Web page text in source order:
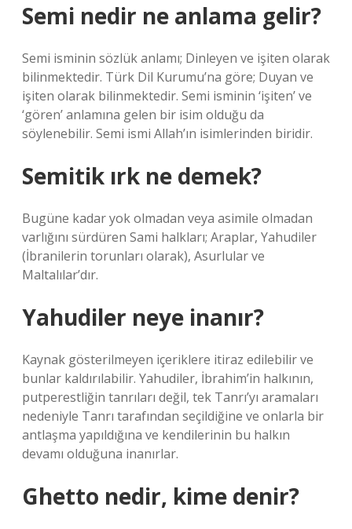
Semi nedir ne anlama gelir?
Semi isminin sözlük anlamı; Dinleyen ve işiten olarak
bilinmektedir. Türk Dil Kurumu’na göre; Duyan ve
işiten olarak bilinmektedir. Semi isminin ‘işiten’ ve
‘gören’ anlamına gelen bir isim olduğu da
söylenebilir. Semi ismi Allah’ın isimlerinden biridir.
Semitik ırk ne demek?
Bugüne kadar yok olmadan veya asimile olmadan
varlığını sürdüren Sami halkları; Araplar, Yahudiler
(İbranilerin torunları olarak), Asurlular ve
Maltalılar’dır.
Yahudiler neye inanır?
Kaynak gösterilmeyen içeriklere itiraz edilebilir ve
bunlar kaldırılabilir. Yahudiler, İbrahim’in halkının,
putperestliğin tanrıları değil, tek Tanrı’yı ​​aramaları
nedeniyle Tanrı tarafından seçildiğine ve onlarla bir
antlaşma yapıldığına ve kendilerinin bu halkın
devamı olduğuna inanırlar.
Ghetto nedir, kime denir?